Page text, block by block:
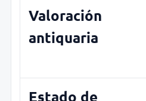
Valoración
antiquaria
Estado de